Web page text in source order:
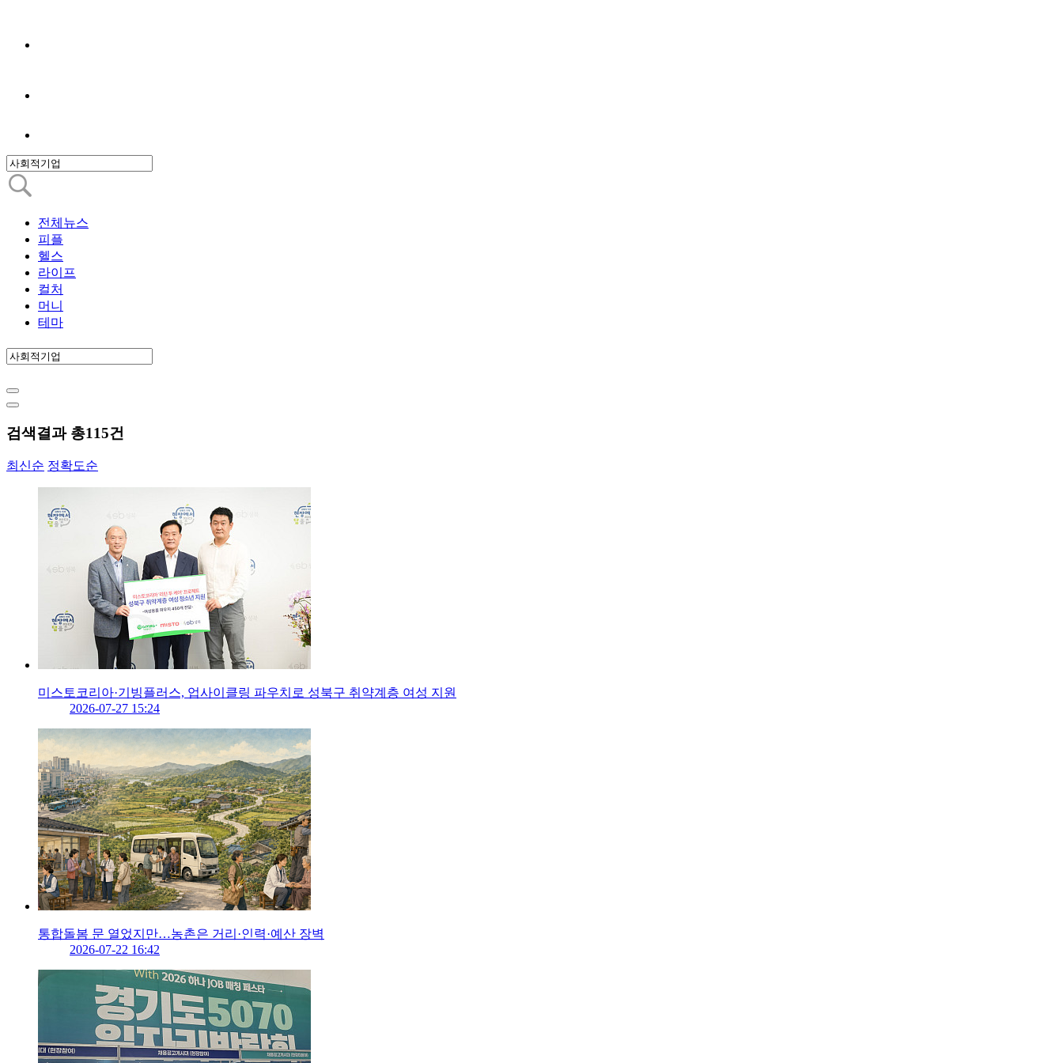
전체뉴스
피플
헬스
라이프
컬처
머니
테마
검색결과 총115건
최신순 정확도순
미스토코리아·기빙플러스, 업사이클링 파우치로 성북구 취약계층 여성 지원
2026-07-27 15:24
통합돌봄 문 열었지만…농촌은 거리·인력·예산 장벽
2026-07-22 16:42